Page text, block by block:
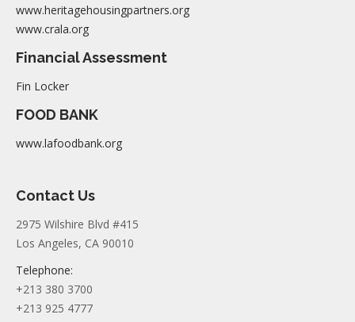
www.heritagehousingpartners.org
www.crala.org
Financial Assessment
Fin Locker
FOOD BANK
www.lafoodbank.org
Contact Us
2975 Wilshire Blvd #415
Los Angeles, CA 90010
Telephone:
+213 380 3700
+213 925 4777